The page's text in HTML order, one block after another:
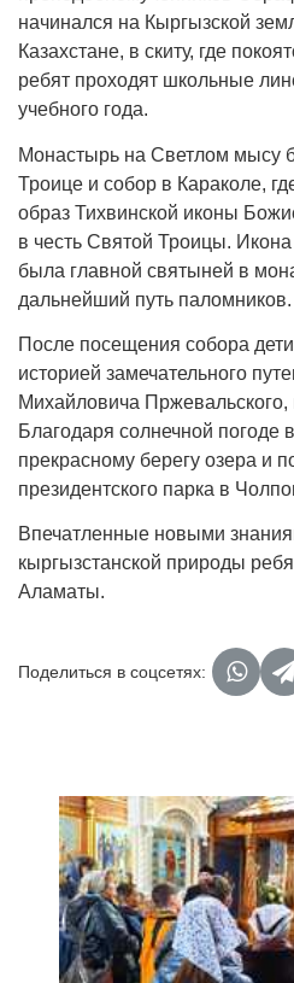
начинался на Кыргызской
Казахстане, в скиту, где
ребят проходят школьные
учебного года.
Монастырь на Светлом мысу
Троице и собор в Караколе,
образ Тихвинской иконы
в честь Святой Троицы.
была главной святыней в
дальнейший путь паломников.
После посещения собора
историей замечательного
Михайловича
Благодаря солнечной погоде
прекрасному берегу озера и
президентского парка в
Впечатленные новыми
кыргызстанской природы
Аламаты.
Поделиться в соцсетях: